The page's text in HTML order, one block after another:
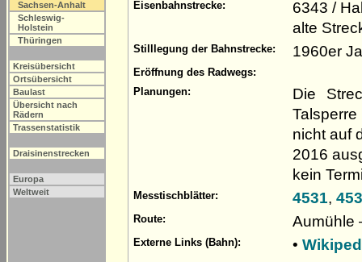
Sachsen-Anhalt
Schleswig-
Holstein
Thüringen
Kreisübersicht
Ortsübersicht
Baulast
Übersicht nach
Rädern
Trassenstatistik
Draisinenstrecken
Europa
Weltweit
Eisenbahnstrecke:
6343 /
alte
Stilllegung der Bahnstrecke: 1960er
Eröffnung des Radwegs:
Planungen:
Die
nicht auf
2016
kein
Messtischblätter: 4531,
Route: Aumühle
Externe Links (Bahn): •